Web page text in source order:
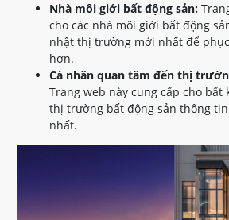
Nhà môi giới bất động sản:
cho các nhà môi giới bất động
nhật thị trường mới nhất để
hơn.
Cá nhân quan tâm đến thị
Trang web này cung cấp cho bất
thị trường bất động sản thông
nhất.